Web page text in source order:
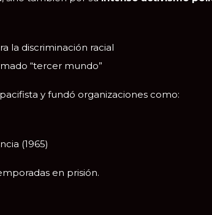
la discriminación racial
“tercer mundo”
y fundó organizaciones como:
(1965)
en prisión.